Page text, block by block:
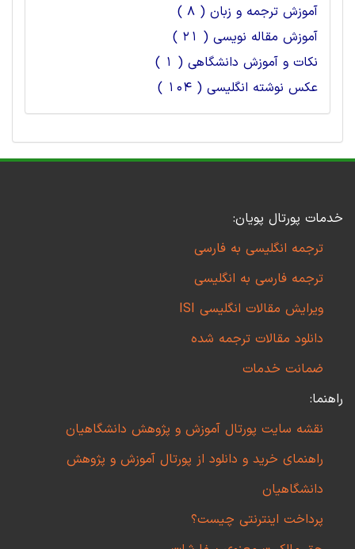
آموزش ترجمه و زبان ( 8 )
آموزش مقاله نویسی ( 21 )
نکات و آموزش دانشگاهی ( 1 )
عکس نوشته انگلیسی ( 104 )
خدمات پورتال پویان:
ترجمه انگلیسی به فارسی
ترجمه فارسی به انگلیسی
ویرایش مقالات انگلیسی ISI
دانلود مقالات ترجمه شده
ضمانت خدمات
راهنما:
نقشه سایت پورتال آموزش و پژوهش دانشگاهیان
راهنمای خرید و دانلود از پورتال آموزش و پژوهش
دانشگاهیان
پرداخت اینترنتی چیست؟